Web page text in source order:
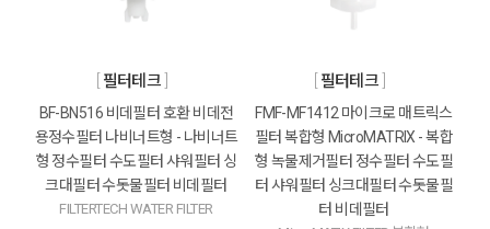
필터테크
BF-BN516 비데필터 호환 비데전
용정수필터 나비너트형 - 나비너트
형 정수필터 수도필터 샤워필터 싱
크대필터 수돗물필터 비데필터
FILTERTECH WATER FILTER
필터테크
FMF-MF1412 마이크로 매트릭스
필터 복합형 MicroMATRIX - 복합
형 녹물제거필터 정수필터 수도필
터 샤워필터 싱크대필터 수돗물필
터 비데필터